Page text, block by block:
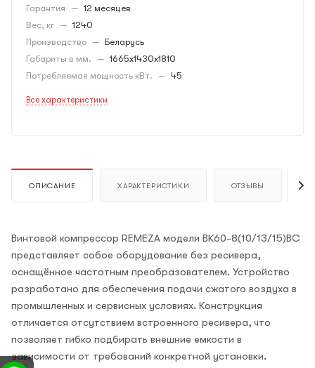
Гарантия — 12 месяцев
Вес, кг — 1240
Производство — Беларусь
Габариты в мм. — 1665х1430х1810
Потребляемая мощность кВт. — 45
Все характеристики
ОПИСАНИЕ ХАРАКТЕРИСТИКИ ОТЗЫВЫ
Винтовой компрессор REMEZA модели BK60-8(10/13/15)ВС
представляет собое оборудование без ресивера,
оснащённое частотным преобразователем. Устройство
разработано для обеспечения подачи сжатого воздуха в
промышленных и сервисных условиях. Конструкция
отличается отсутствием встроенного ресивера, что
позволяет гибко подбирать внешние емкости в
зависимости от требований конкретной установки.